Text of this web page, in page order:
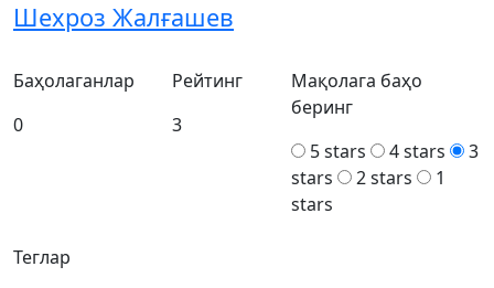
Шехроз Жалғашев
Теглар
Баҳолаганлар
0
Рейтинг
3
Мақолага баҳо
беринг
5 stars
4 stars
3
stars
2 stars
1
stars